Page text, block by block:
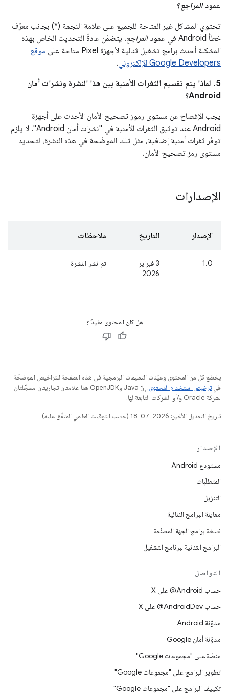
عمودالمراجع؟
تحتوي المشاكل غير المتاحة للجميع على علامة النجمة (*) بجانب معرّف
خطأ Android في عمود
المراجع. يتضمّن عادةً التحديث الخاص بهذه
المشكلة أحدث برامج تشغيل ثنائية لأجهزة Pixel متاحة على
موقع
Google Developers الإلكتروني
.
5. لماذا يتم تقسيم الثغرات الأمنية بين هذا النشرة ونشرات أمان
Android؟
يجب الإفصاح عن مستوى رموز تصحيح الأمان الأحدث على أجهزة
Android عند توثيق الثغرات الأمنية في "نشرات أمان Android". لا يلزم
توفّر ثغرات أمنية إضافية، مثل تلك الموضّحة في هذه النشرة، لتحديد
مستوى رمز تصحيح الأمان.
الإصدارات
الإصدار التاريخ ملاحظات
1.0
‫3 فبراير
2026
تم نشر النشرة
هل كان المحتوى مفيدًا؟
يخضع كل من المحتوى وعيّنات التعليمات البرمجية في هذه الصفحة للتراخيص الموضحّة
فيترخيص استخدام المحتوى
. إنّ Java وOpenJDK هما علامتان تجاريتان مسجَّلتان
لشركة Oracle و/أو الشركات التابعة لها.
تاريخ التعديل الأخير: 2026-07-18 (حسب التوقيت العالمي المتفَّق عليه)
الإصدار
مستودع Android
المتطلّبات
التنزيل
معاينة البرامج الثنائية
نسخة برامج الجهة المصنِّعة
البرامج الثنائية لبرنامج التشغيل
التواصل
حساب ‎@Android على X
حساب ‎@AndroidDev على X
مدوّنة Android
مدوّنة أمان Google
منصّة على "مجموعات Google"
تطوير البرامج على "مجموعات Google"
تكييف البرامج على "مجموعات Google"